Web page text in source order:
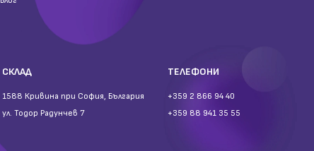
СКЛАД
1588 Кривина при София, България
ул. Тодор Радунчев 7
ТЕЛЕФОНИ
+359 2 866 94 40
+359 88 941 35 55